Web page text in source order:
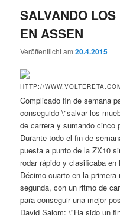
SALVANDO
EN ASSEN
Veröffentlicht am20.4.2015
Complicado fin de semana
conseguido \"salvar los
de carrera y sumando cinco
Durante todo el fin de
puesta a punto de la ZX10
rodar rápido y clasificaba
Décimo-cuarto en la
segunda, con un ritmo de
para conseguir una mejor
David Salom: \"Ha sido un